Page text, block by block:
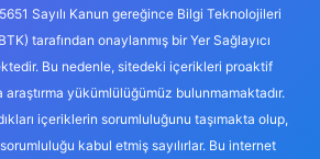
Sayılı Kanun gereğince Bilgi Teknolojileri
tarafından onaylanmış bir Yer Sağlayıcı
Bu nedenle, sitedeki içerikleri proaktif
yükümlülüğümüz bulunmamaktadır.
içeriklerin sorumluluğunu taşımakta olup,
kabul etmiş sayılırlar. Bu internet